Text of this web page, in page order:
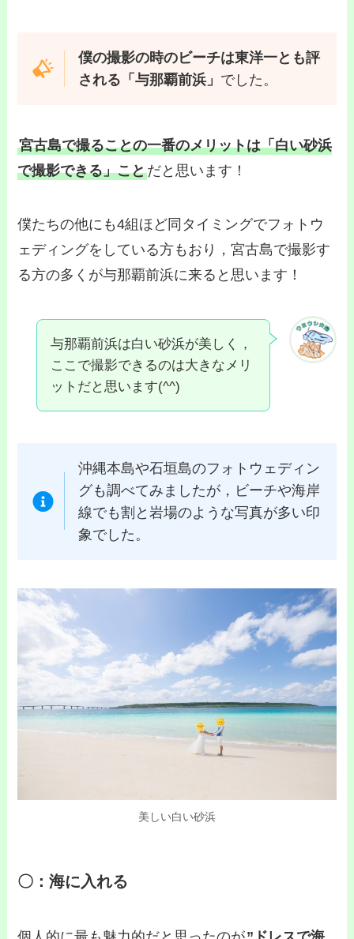
僕の撮影の時のビーチは東洋一とも評
される「与那覇前浜」 でした。
宮古島で撮ることの一番のメリットは「白い砂浜
で撮影できる」ことだと思います！
僕たちの他にも4組ほど同タイミングでフォトウ
ェディングをしている方もおり，宮古島で撮影す
る方の多くが与那覇前浜に来ると思います！
与那覇前浜は白い砂浜が美しく，
ここで撮影できるのは大きなメリ
ットだと思います(^^)
沖縄本島や石垣島のフォトウェディン
グも調べてみましたが，ビーチや海岸
線でも割と岩場のような写真が多い印
象でした。
美しい白い砂浜
〇：海に入れる